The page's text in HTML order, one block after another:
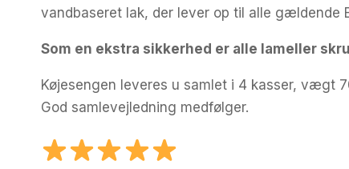
vandbaseret lak, der lever op til alle gældende
Som en ekstra sikkerhed er alle lameller
Køjesengen leveres u samlet i 4 kasser, vægt
God samlevejledning medfølger.